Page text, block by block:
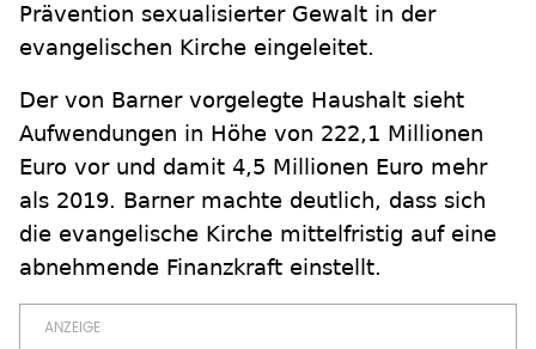
Prävention sexualisierter Gewalt in der
evangelischen Kirche eingeleitet.
Der von Barner vorgelegte Haushalt sieht
Aufwendungen in Höhe von 222,1 Millionen
Euro vor und damit 4,5 Millionen Euro mehr
als 2019. Barner machte deutlich, dass sich
die evangelische Kirche mittelfristig auf eine
abnehmende Finanzkraft einstellt.